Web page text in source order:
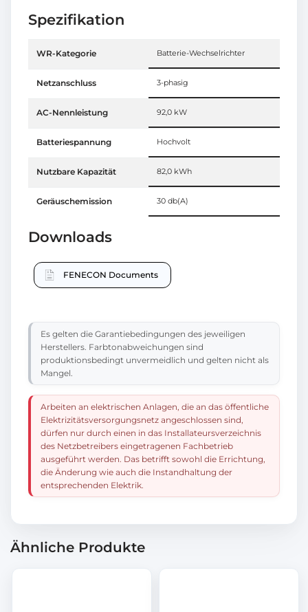
Spezifikation
WR-Kategorie Batterie-Wechselrichter
Netzanschluss 3-phasig
AC-Nennleistung 92,0 kW
Batteriespannung Hochvolt
Nutzbare Kapazität 82,0 kWh
Geräuschemission 30 db(A)
Downloads
FENECON Documents
Es gelten die Garantiebedingungen des jeweiligen
Herstellers. Farbtonabweichungen sind
produktionsbedingt unvermeidlich und gelten nicht als
Mangel.
Arbeiten an elektrischen Anlagen, die an das öffentliche
Elektrizitätsversorgungsnetz angeschlossen sind,
dürfen nur durch einen in das Installateursverzeichnis
des Netzbetreibers eingetragenen Fachbetrieb
ausgeführt werden. Das betrifft sowohl die Errichtung,
die Änderung wie auch die Instandhaltung der
entsprechenden Elektrik.
Ähnliche Produkte